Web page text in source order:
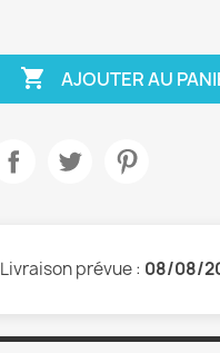
 AJOUTER AU
Livraison prévue : 08/08/